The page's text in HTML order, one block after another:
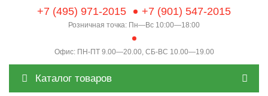
+7 (495) 971-2015 +7 (901) 547-2015
Розничная точка: Пн—Вс 10:00—18:00
Офис: ПН-ПТ 9.00—20.00, СБ-ВС 10.00—19.00
Каталог товаров